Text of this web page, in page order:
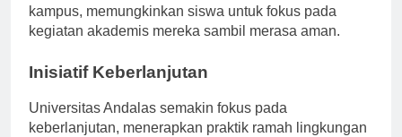
kampus, memungkinkan siswa untuk fokus pada
kegiatan akademis mereka sambil merasa aman.
Inisiatif Keberlanjutan
Universitas Andalas semakin fokus pada
keberlanjutan, menerapkan praktik ramah lingkungan